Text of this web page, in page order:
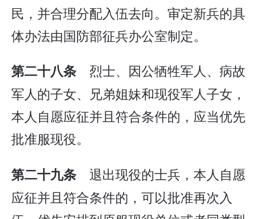
民，并合理分配入伍去向。审定新兵的具
体办法由国防部征兵办公室制定。
第二十八条 烈士、因公牺牲军人、病故
军人的子女、兄弟姐妹和现役军人子女，
本人自愿应征并且符合条件的，应当优先
批准服现役。
第二十九条 退出现役的士兵，本人自愿
应征并且符合条件的，可以批准再次入